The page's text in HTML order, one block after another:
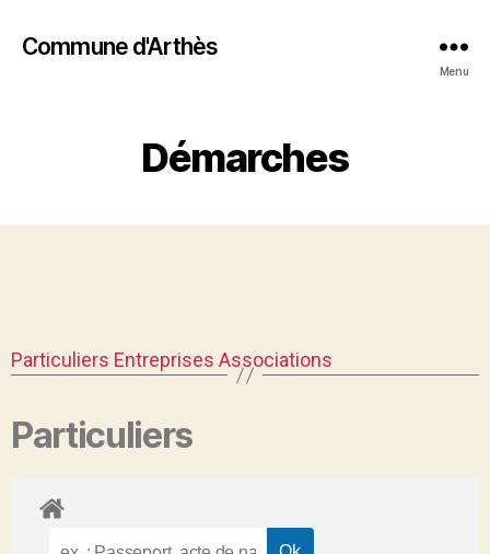
Commune d'Arthès
Menu
Démarches
Particuliers Entreprises Associations
Particuliers